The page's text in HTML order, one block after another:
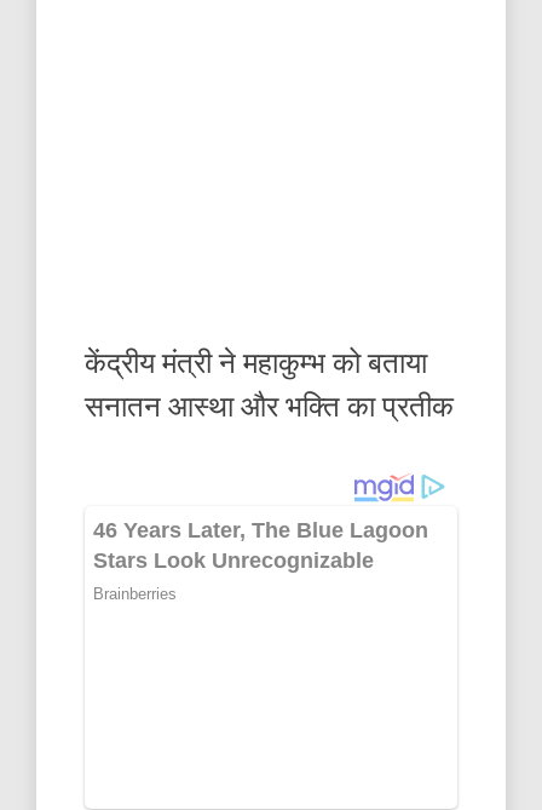
केंद्रीय मंत्री ने महाकुम्भ को बताया
सनातन आस्था और भक्ति का प्रतीक